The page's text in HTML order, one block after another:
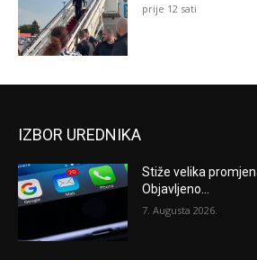
prije 12 sati
IZBOR UREDNIKA
Stiže velika
Objavljeno...
7. Augusta 2026.